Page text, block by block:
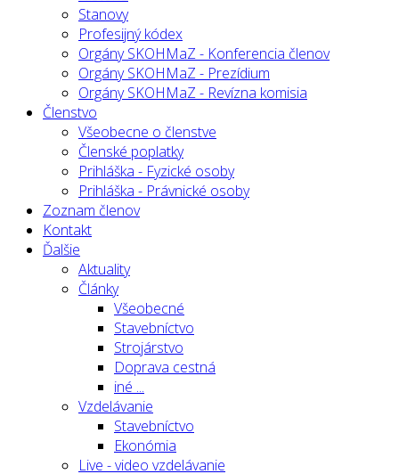
Stanovy
Profesijný kódex
Orgány SKOHMaZ - Konferencia členov
Orgány SKOHMaZ - Prezídium
Orgány SKOHMaZ - Revízna komisia
Členstvo
Všeobecne o členstve
Členské poplatky
Prihláška - Fyzické osoby
Prihláška - Právnické osoby
Zoznam členov
Kontakt
Ďalšie
Aktuality
Články
Všeobecné
Stavebníctvo
Strojárstvo
Doprava cestná
iné ...
Vzdelávanie
Stavebníctvo
Ekonómia
Live - video vzdelávanie